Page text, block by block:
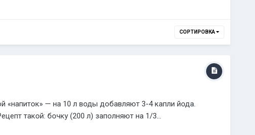
СОРТИРОВКА
«напиток» — на 10 л воды добавляют 3-4 капли йода.
такой: бочку (200 л) заполняют на 1/3...